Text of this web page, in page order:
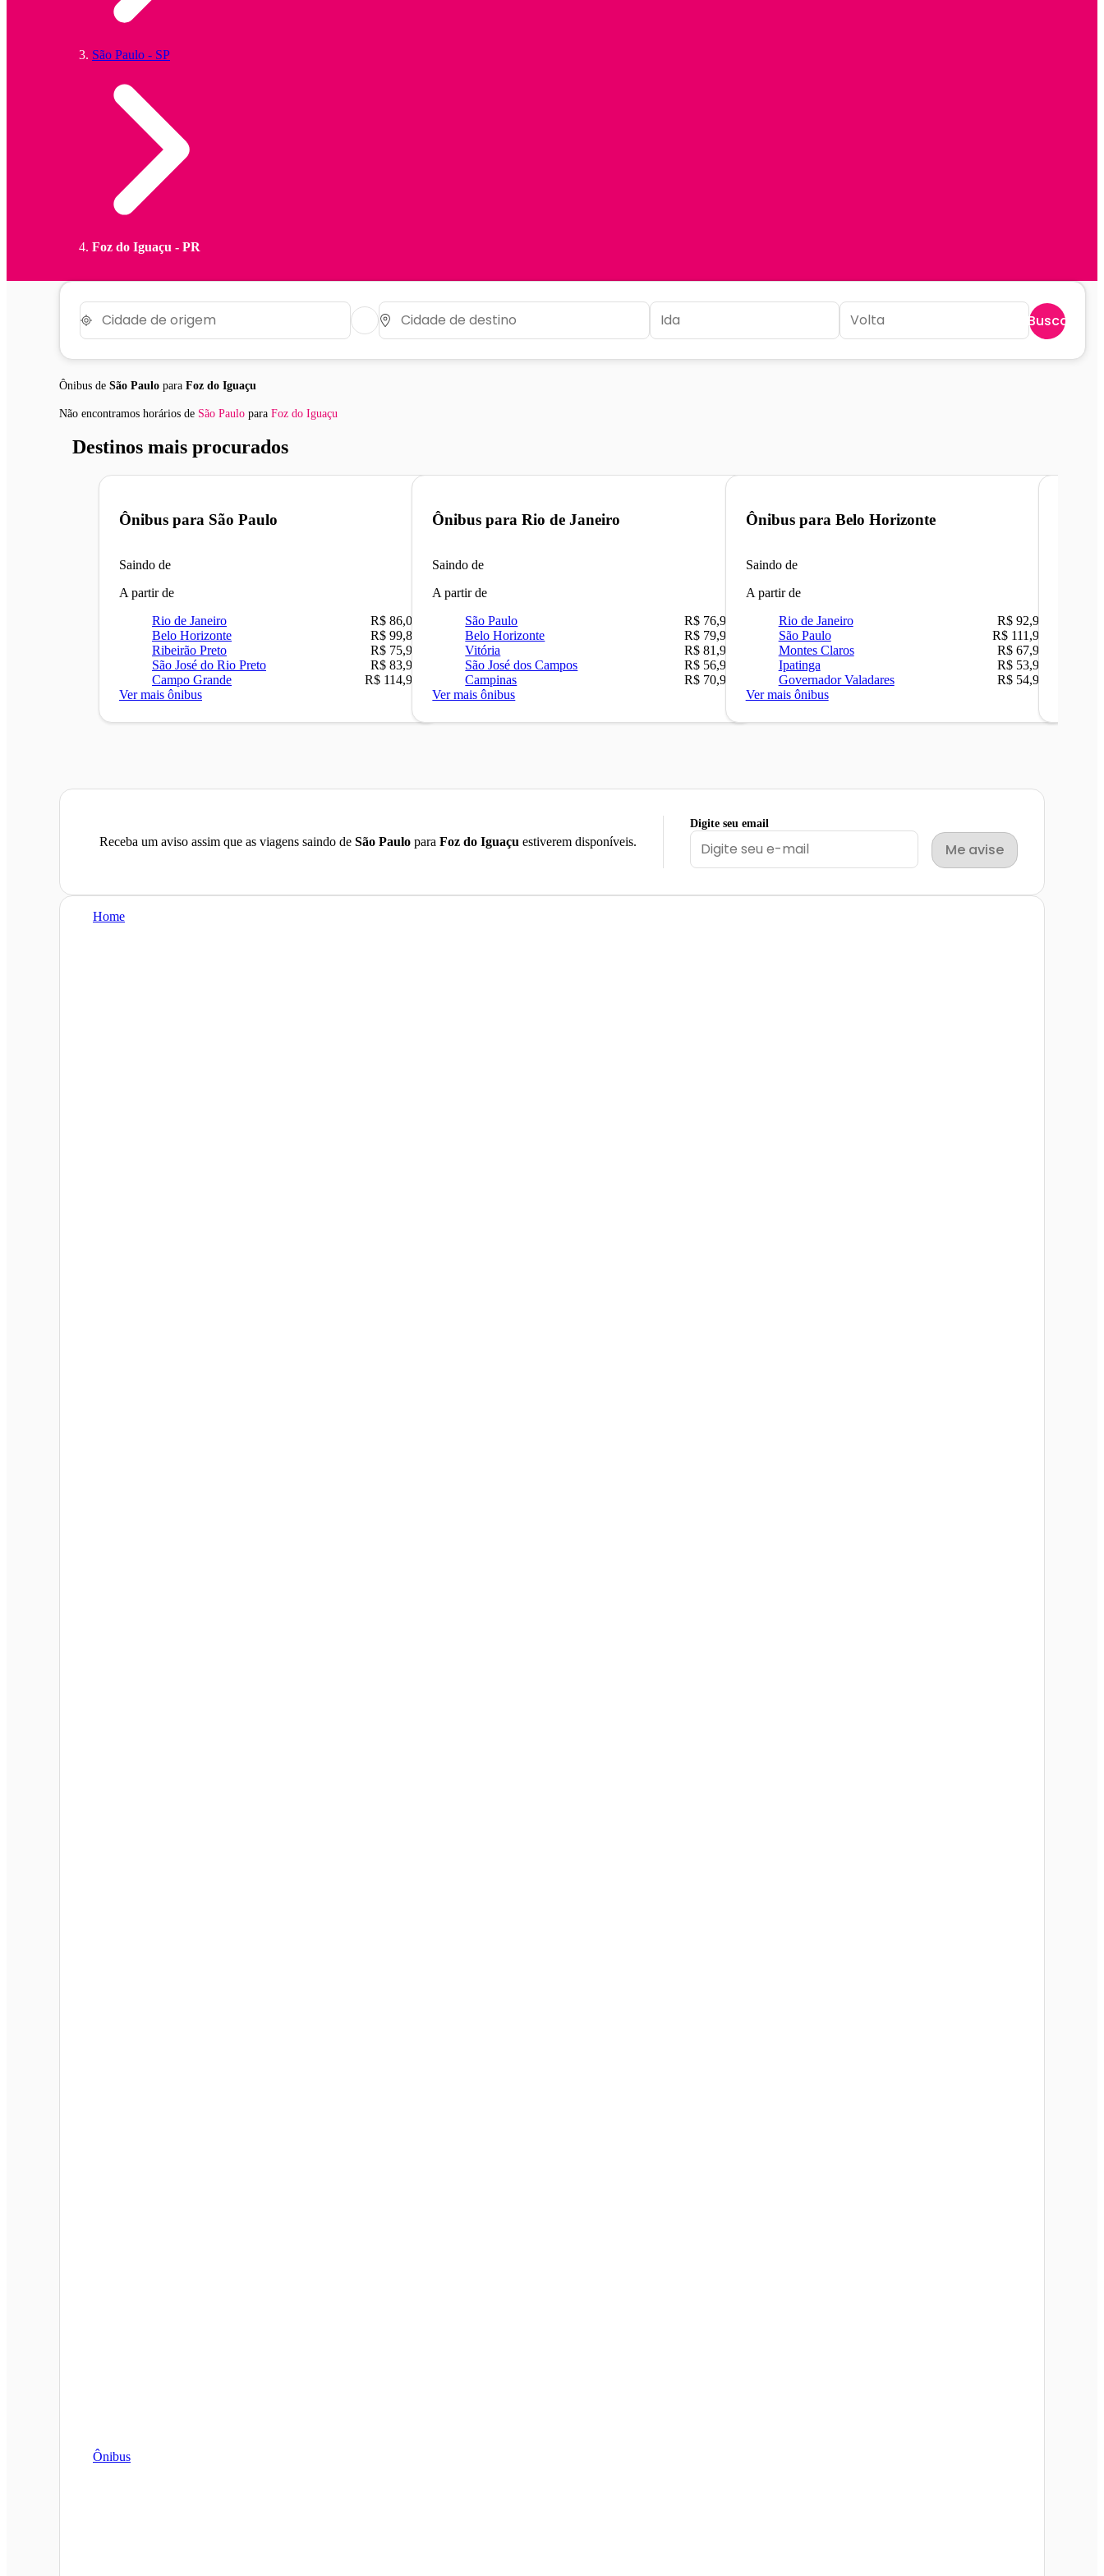
São Paulo - SP
Foz do Iguaçu - PR
Buscar
Ônibus de São Paulo para Foz do Iguaçu
Não encontramos horários de São Paulo para Foz do Iguaçu
Destinos mais procurados
Ônibus para São Paulo
Saindo de
A partir de
Rio de Janeiro
R$ 86,00
Belo Horizonte
R$ 99,89
Ribeirão Preto
R$ 75,90
São José do Rio Preto
R$ 83,90
Campo Grande
R$ 114,90
Ver mais ônibus
Ônibus paraRio de Janeiro
Saindo de
A partir de
São Paulo
R$ 76,90
Belo Horizonte
R$ 79,90
Vitória
R$ 81,90
São José dos Campos
R$ 56,90
Campinas
R$ 70,90
Ver mais ônibus
Ônibus para Belo Horizonte
Saindo de
A partir de
Rio de Janeiro
R$ 92,90
São Paulo
R$ 111,90
Montes Claros
R$ 67,90
Ipatinga
R$ 53,90
Governador Valadares
R$ 54,90
Ver mais ônibus
Receba um aviso assim que as viagens saindo de São Paulo para Foz do Iguaçu estiverem disponíveis.
Digite seu email
Me avise
Home
Ônibus